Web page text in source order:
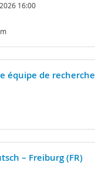
16:00
équipe de recherche
– Freiburg (FR)